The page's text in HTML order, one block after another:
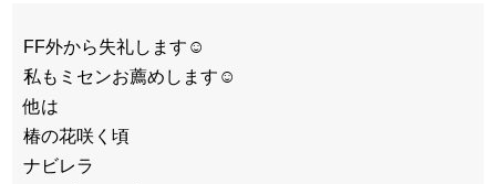
FF外から失礼します☺️
私もミセンお薦めします☺️
他は
椿の花咲く頃
ナビレラ